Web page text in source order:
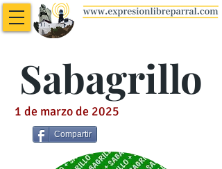
Sabagrillo
1 de marzo de 2025
Compartir